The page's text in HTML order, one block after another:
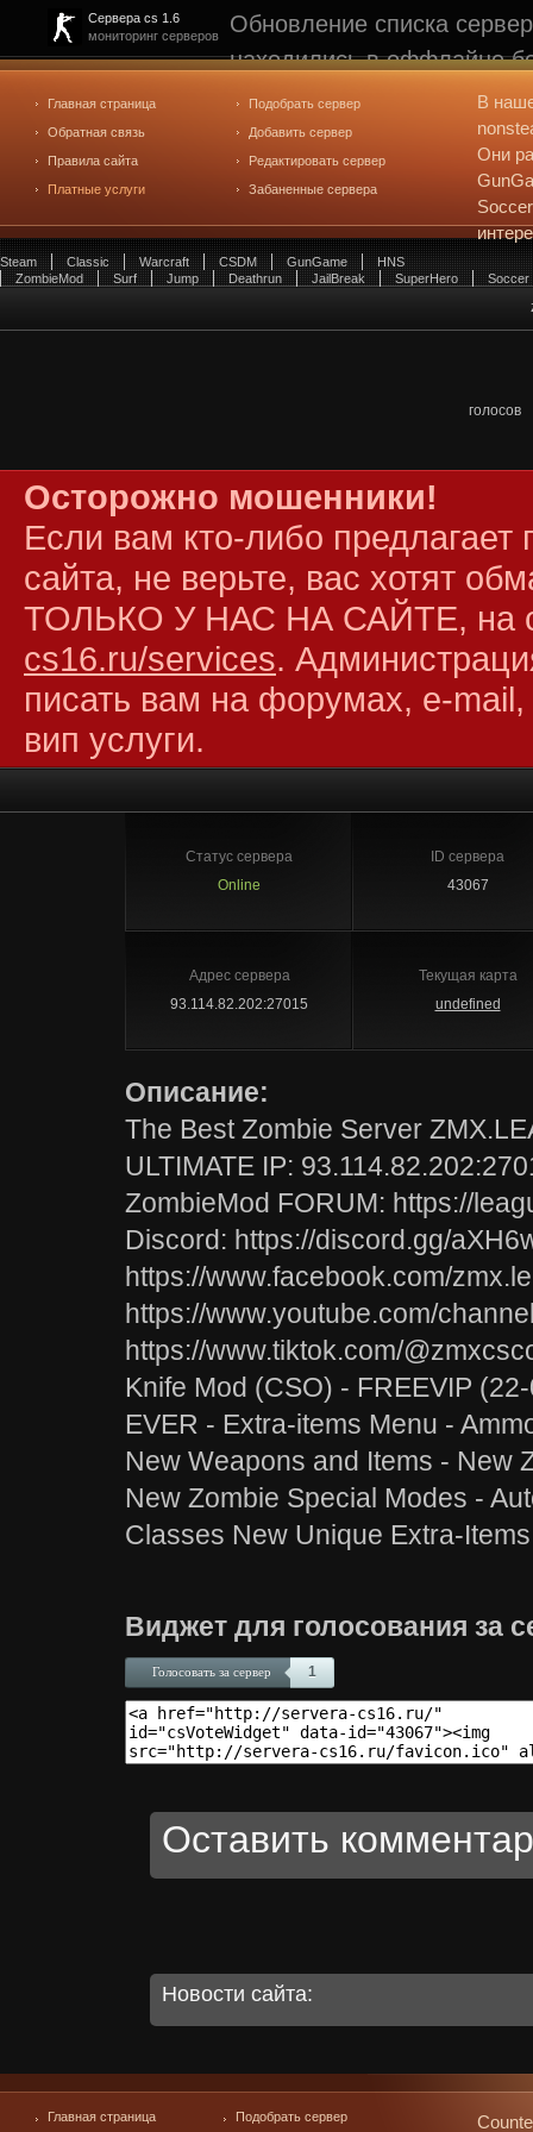
Сервера cs 1.6
мониторинг серверов
Обновление списка
находились в оффлайне
рейтинге не участвуют.
редактирования
.
Главная страница
Обратная связь
Правила сайта
Платные услуги
Подобрать сервер
Добавить сервер
Редактировать сервер
Забаненные сервера
В
Они
Steam Classic Warcraft CSDM GunGame
HNS
ZombieMod
Surf Jump Deathrun JailBreak SuperHero Soccer
голосов
Осторожно мошенники!
Если вам кто-либо
сайта, не верьте, вас хотят
ТОЛЬКО У НАС НА САЙТЕ, на
cs16.ru/services.
писать вам на форумах, e-mail,
вип услуги.
Статус сервера
Online
ID сервера
43067
Адрес сервера
93.114.82.202:27015
Текущая карта
undefined
Описание:
The Best Zombie Server
ULTIMATE IP:
ZombieMod FORUM: https://
Discord: https://discord.gg/
https://www.facebook.com/
https://www.youtube.com/
https://www.tiktok.com/
Knife Mod (CSO) - FREEVIP
EVER - Extra-items Menu -
New Weapons and Items - New
New Zombie Special Modes -
Classes New Unique Extra-
Виджет для голосования за
1
Голосовать за сервер
Оставить
Новости сайта:
Главная страница Подобрать сервер